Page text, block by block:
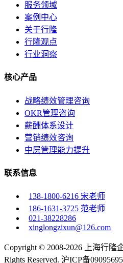
服务领域
案例中心
关于行隆
行隆观点
行业洞察
核心产品
战略绩效管理咨询
OKR管理咨询
薪酬体系设计
营销绩效咨询
中层管理能力提升
联系信息
138-1800-6216 宋老师
186-1631-3725 范老师
021-38228286
xinglongzixun@126.com
Copyright © 2008-2026 上海行隆
Rights Reserved. 沪ICP备